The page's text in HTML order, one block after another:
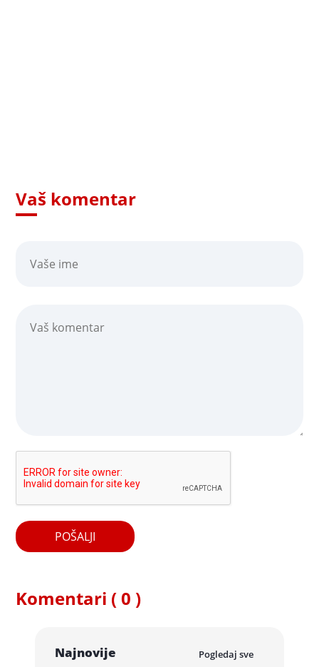
Vaš komentar
POŠALJI
Komentari ( 0 )
Najnovije Pogledaj sve